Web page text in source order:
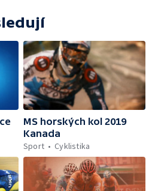
MS horských kol 2019
Kanada
Sport
Cyklistika